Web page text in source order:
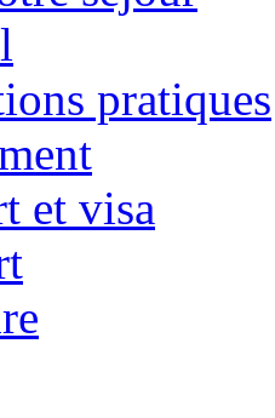
pratiques
et visa